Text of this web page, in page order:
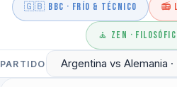
🇬🇧 BBC · Frío & Técnico 📻
🧘 Zen ·
PARTIDO